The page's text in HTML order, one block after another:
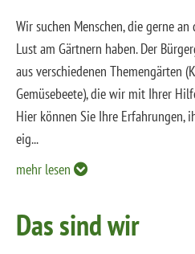
Wir suchen Menschen, die gerne
Lust am Gärtnern haben. Der
aus verschiedenen Themengärten
Gemüsebeete), die wir mit Ihrer
Hier können Sie Ihre Erfahrungen,
eig...
mehr lesen
Das sind wir